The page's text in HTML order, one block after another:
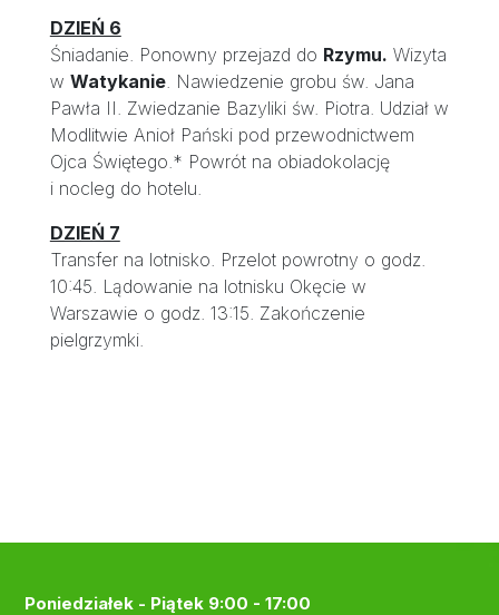
DZIEŃ 6
Śniadanie. Ponowny przejazd do Rzymu. Wizyta
w Watykanie. Nawiedzenie grobu św. Jana
Pawła II. Zwiedzanie Bazyliki św. Piotra. Udział w
Modlitwie Anioł Pański pod przewodnictwem
Ojca Świętego.* Powrót na obiadokolację
i nocleg do hotelu.
DZIEŃ 7
Transfer na lotnisko. Przelot powrotny o godz.
10:45. Lądowanie na lotnisku Okęcie w
Warszawie o godz. 13:15. Zakończenie
pielgrzymki.
Poniedziałek - Piątek 9:00 - 17:00